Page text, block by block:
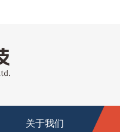
关于我们